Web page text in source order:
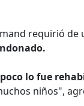
requirió
poco lo fue
niños",